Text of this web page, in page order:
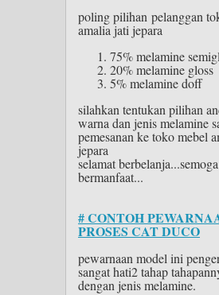
poling pilihan pelanggan
amalia jati jepara
75% melamine
20% melamine gloss
5% melamine doff
silahkan tentukan pilihan
warna dan jenis melamine
pemesanan ke toko mebel
jepara
selamat berbelanja...semoga
bermanfaat...
# CONTOH
PROSES CAT DUCO
pewarnaan model ini
sangat hati2 tahap
dengan jenis melamine.